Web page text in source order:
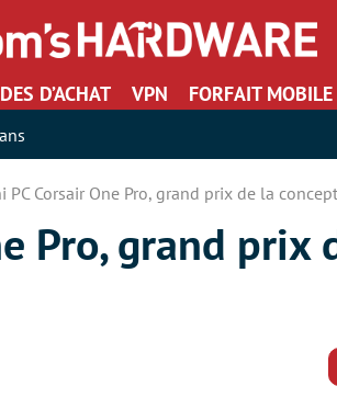
D’ACHAT VPN FORFAIT MOBILE
PC Corsair One Pro, grand prix de la
Pro, grand prix